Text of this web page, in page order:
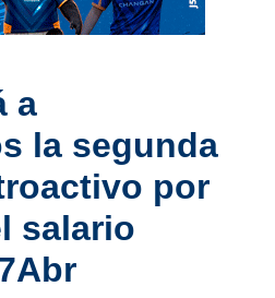
a
la segunda
por
salario